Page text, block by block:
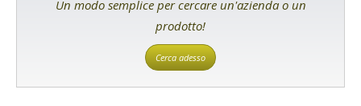
Un modo semplice per cercare un'azienda o un
prodotto!
Cerca adesso